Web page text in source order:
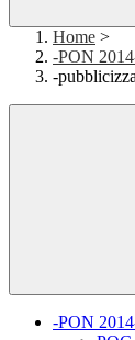
Home >
-PON
-
-PON